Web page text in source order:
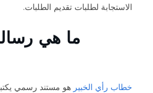
الاستجابة لطلبات تقديم الطلبات.
ما هي
خطاب رأي الخبير هو مستند رسمي